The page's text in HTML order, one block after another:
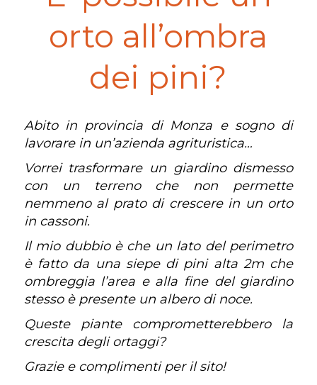
orto all’ombra
dei pini?
Abito in provincia di Monza e sogno di
lavorare in un’azienda agrituristica…
Vorrei trasformare un giardino dismesso
con un terreno che non permette
nemmeno al prato di crescere in un orto
in cassoni.
Il mio dubbio è che un lato del perimetro
è fatto da una siepe di pini alta 2m che
ombreggia l’area e alla fine del giardino
stesso è presente un albero di noce.
Queste piante comprometterebbero la
crescita degli ortaggi?
Grazie e complimenti per il sito!